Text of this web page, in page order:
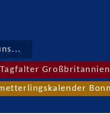
Tagfalter
Bonn